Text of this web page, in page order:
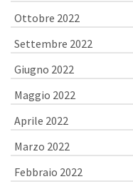
Ottobre 2022
Settembre 2022
Giugno 2022
Maggio 2022
Aprile 2022
Marzo 2022
Febbraio 2022